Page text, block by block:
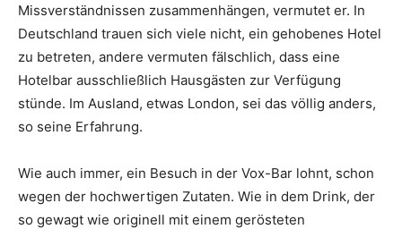
Missverständnissen zusammenhängen, vermutet er. In
Deutschland trauen sich viele nicht, ein gehobenes Hotel
zu betreten, andere vermuten fälschlich, dass eine
Hotelbar ausschließlich Hausgästen zur Verfügung
stünde. Im Ausland, etwas London, sei das völlig anders,
so seine Erfahrung.
Wie auch immer, ein Besuch in der Vox-Bar lohnt, schon
wegen der hochwertigen Zutaten. Wie in dem Drink, der
so gewagt wie originell mit einem gerösteten